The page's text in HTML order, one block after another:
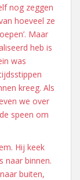
nog zeggen
hoeveel ze
Maar
heb is
was
kreeg. Als
we over
speen om
Hij keek
naar binnen.
buiten,